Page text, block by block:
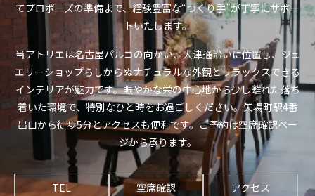
てプロポーズの準備まで、経験豊富な“つくり手”が丁寧にサポー
トいたします。
当アトリエは名古屋パルコの向かい、大津通沿いに位置し、ジュ
エリーショップらしからぬナチュラルな外観とリラックスできる
インテリアが魅力です。賑やかな栄の中心地から少し離れた落ち
着いた環境で、特別なひと時をお過ごしください。矢場町駅4番
出口から徒歩5分とアクセスも便利です。ご予約は空席確認ペー
ジから承ります。
TEL 空席確認 アクセス